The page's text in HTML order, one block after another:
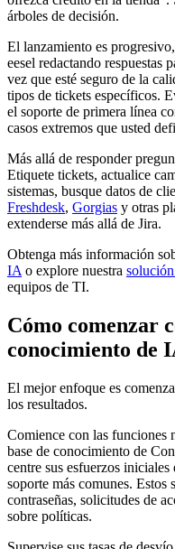
árboles de decisión.
El lanzamiento es
eesel redactando respuestas
vez que esté seguro de la
tipos de tickets específicos.
el soporte de primera línea
casos extremos que usted
Más allá de responder
Etiquete tickets, actualice
sistemas, busque datos de
Freshdesk, Gorgias y otras
extenderse más allá de Jira.
Obtenga más información
IA o explore nuestra
equipos de TI.
Cómo comenzar
conocimiento de
El mejor enfoque es
los resultados.
Comience con las funciones
base de conocimiento de
centre sus esfuerzos
soporte más comunes. Estos
contraseñas, solicitudes de
sobre políticas.